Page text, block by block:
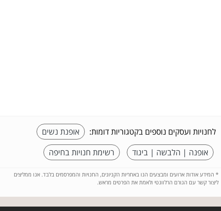
לחנויות ועסקים נוספים בקטגוריות דומות:
אופנת נשים
אופנה | הלבשה | ביגוד
רשימת חנויות בחיפה
* המידע אודות ארועים ומבצעים הנו באחריות הקניונים, החנויות והמפרסמים בלבד. אנו ממליצים
ליצור קשר עם הגורם הרלוונטי ולאמת את הפרטים מראש.